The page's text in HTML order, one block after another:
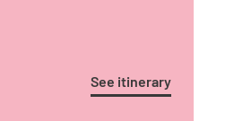
See itinerary